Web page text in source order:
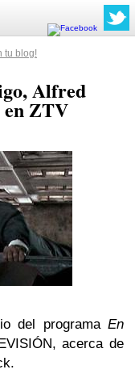
tu blog!
Alfred
en ZTV
del programa En
acerca de